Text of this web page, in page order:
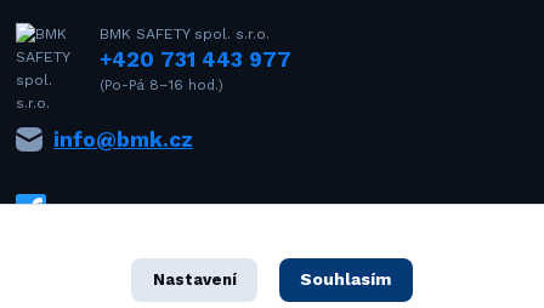
BMK SAFETY spol. s.r.o.
+420 731 443 977
(Po-Pá 8–16 hod.)
info@bmk.cz
Nastavení Souhlasím